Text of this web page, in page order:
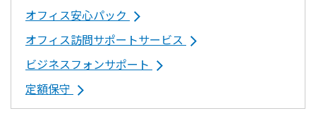
オフィス安心パック
オフィス訪問サポートサービス
ビジネスフォンサポート
定額保守